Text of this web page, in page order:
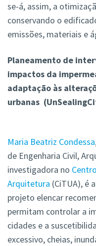
se-á, assim, a
conservando o
emissões, materiais e
Planeamento de
impactos da
adaptação às
urbanas
Maria Beatriz Condessa
de Engenharia Civil,
investigadora no
Arquitetura (CiTUA), é
projeto elencar
permitam controlar a
cidades e a
excessivo, cheias,